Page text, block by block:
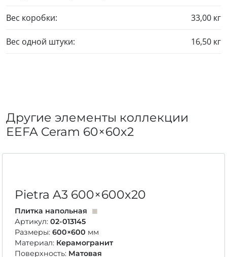
Вес коробки: 33,00 кг
Вес одной штуки: 16,50 кг
Другие элементы коллекции
EEFA Ceram 60×60x2
Pietra A3 600×600x20
Плитка напольная
Артикул: 02-013145
Размеры: 600×600 мм
Материал: Керамогранит
Поверхность: Матовая